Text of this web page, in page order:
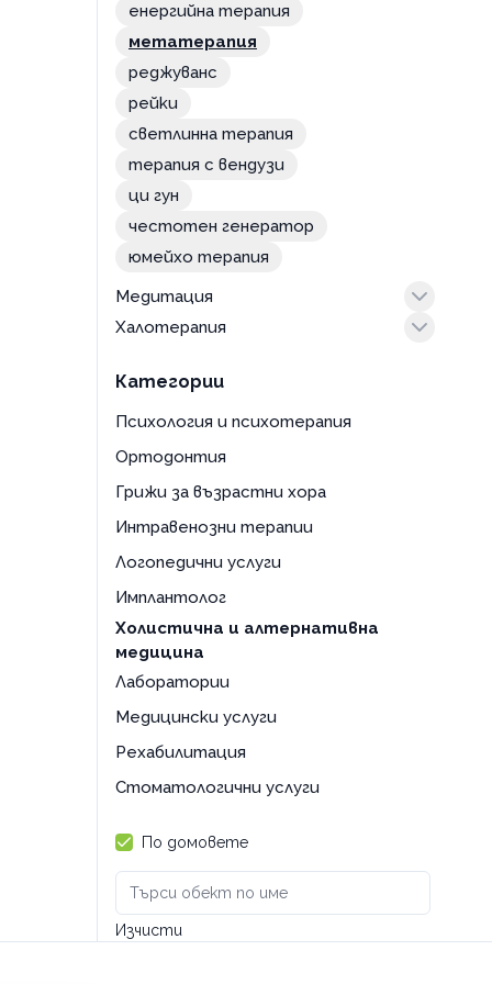
физиогномика
енергийна терапия
метатерапия
реджуванс
рейки
светлинна терапия
терапия с вендузи
ци гун
честотен генератор
юмейхо терапия
Медитация
практики
Халотерапия
Категории
Психология и психотерапия
Ортодонтия
Грижи за възрастни хора
Интравенозни терапии
Логопедични услуги
Имплантолог
Холистична и алтернативна
медицина
Лаборатории
Медицински услуги
Рехабилитация
Стоматологични услуги
По домовете
Изчисти